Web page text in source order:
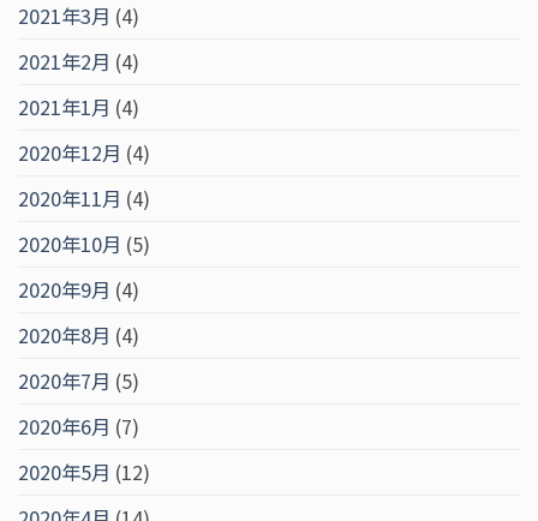
2021年3月 (4)
2021年2月 (4)
2021年1月 (4)
2020年12月 (4)
2020年11月 (4)
2020年10月 (5)
2020年9月 (4)
2020年8月 (4)
2020年7月 (5)
2020年6月 (7)
2020年5月 (12)